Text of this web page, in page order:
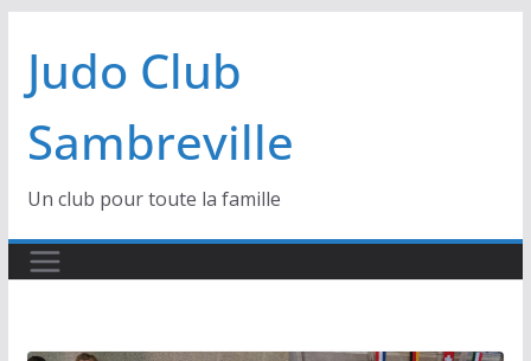
contenu
Judo Club
Sambreville
Un club pour toute la famille